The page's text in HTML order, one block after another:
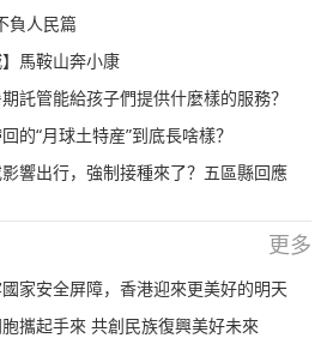
負人民篇
】馬鞍山奔小康
託管能給孩子們提供什麼樣的服務？
的“月球土特産”到底長啥樣？
響出行，強制接種來了？五區縣回應
更多
家安全屏障，香港迎來更美好的明天
攜起手來 共創民族復興美好未來